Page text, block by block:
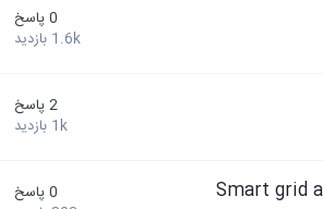
0 پاسخ
1.6k بازدید
2 پاسخ
1k بازدید
0 پاسخ